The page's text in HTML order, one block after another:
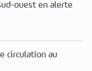
ouest en alerte
circulation au